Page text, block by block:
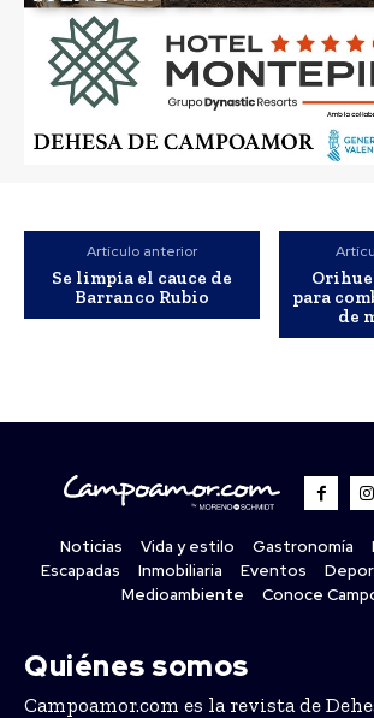
Artículo anterior
Se limpia el cauce de
Barranco Rubio
para
de
Noticias Vida y estilo Gastronomía
Escapadas
Inmobiliaria Eventos
Medioambiente
Conoce
Quiénes somos
Campoamor.com es la revista de